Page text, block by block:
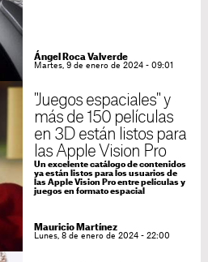
Ángel Roca Valverde
Martes, 9 de enero de 2024 - 09:01
"Juegos espaciales" y
más de 150 películas
en 3D están listos para
las Apple Vision Pro
Un excelente catálogo de contenidos
ya están listos para los usuarios de
las Apple Vision Pro entre películas y
juegos en formato espacial
Mauricio Martínez
Lunes, 8 de enero de 2024 - 22:00